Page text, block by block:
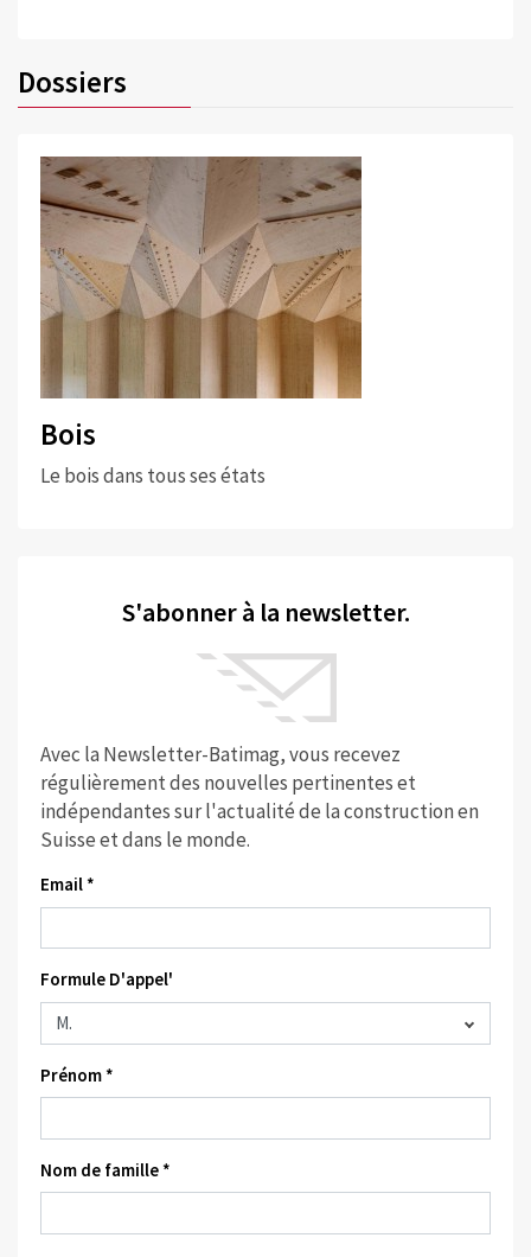
Dossiers
Bois
Le bois dans tous ses états
S'abonner à la newsletter.
Avec la Newsletter-Batimag, vous recevez
régulièrement des nouvelles pertinentes et
indépendantes sur l'actualité de la construction en
Suisse et dans le monde.
Email *
Formule D'appel'
Prénom *
Nom de famille *